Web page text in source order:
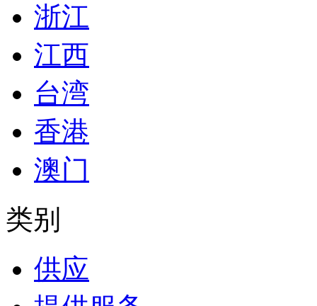
浙江
江西
台湾
香港
澳门
类别
供应